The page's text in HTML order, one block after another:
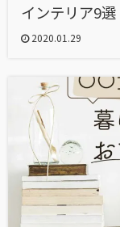
インテリア9選
2020.01.29